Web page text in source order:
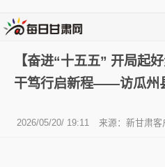
【奋进“十五五” 开局起
干笃行启新程——访瓜州
2026/05/20/ 19:11 来源：新甘肃客